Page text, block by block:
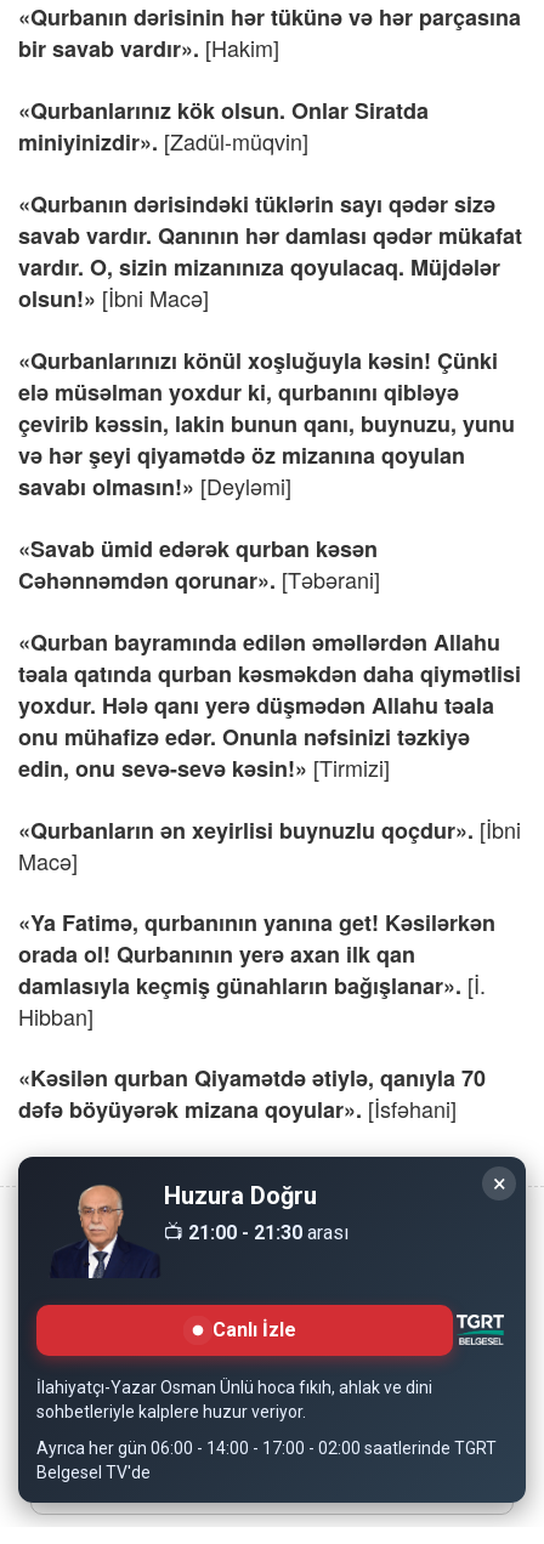
«Qurbanın dərisinin hər tükünə və hər parçasına
bir savab vardır». [Hakim]
«Qurbanlarınız kök olsun. Onlar Siratda
miniyinizdir». [Zadül-müqvin]
«Qurbanın dərisindəki tüklərin sayı qədər sizə
savab vardır. Qanının hər damlası qədər mükafat
vardır. O, sizin mizanınıza qoyulacaq. Müjdələr
olsun!» [İbni Macə]
«Qurbanlarınızı könül xoşluğuyla kəsin! Çünki
elə müsəlman yoxdur ki, qurbanını qibləyə
çevirib kəssin, lakin bunun qanı, buynuzu, yunu
və hər şeyi qiyamətdə öz mizanına qoyulan
savabı olmasın!» [Deyləmi]
«Savab ümid edərək qurban kəsən
Cəhənnəmdən qorunar». [Təbərani]
«Qurban bayramında edilən əməllərdən Allahu
təala qatında qurban kəsməkdən daha qiymətlisi
yoxdur. Hələ qanı yerə düşmədən Allahu təala
onu mühafizə edər. Onunla nəfsinizi təzkiyə
edin, onu sevə-sevə kəsin!» [Tirmizi]
«Qurbanların ən xeyirlisi buynuzlu qoçdur». [İbni
Macə]
«Ya Fatimə, qurbanının yanına get! Kəsilərkən
orada ol! Qurbanının yerə axan ilk qan
damlasıyla keçmiş günahların bağışlanar». [İ.
Hibban]
«Kəsilən qurban Qiyamətdə ətiylə, qanıyla 70
dəfə böyüyərək mizana qoyular». [İsfəhani]
Copyright © 2008 - Dinimiz İslam. Her Hakkı Saklıdır.
Sitemizdeki bilgiler, bütün insanların istifadesi için
hazırlanmıştır. Orijinaline sadık kalmak şartıyla, izin
almaya gerek kalmadan, herkes istediği gibi alıp istifade
edebilir.
×
Huzura Doğru
📺 21:00 - 21:30 arası
Canlı İzle
İlahiyatçı-Yazar Osman Ünlü hoca fıkıh, ahlak ve dini
sohbetleriyle kalplere huzur veriyor.
Ayrıca her gün 06:00 - 14:00 - 17:00 - 02:00 saatlerinde TGRT
Belgesel TV'de